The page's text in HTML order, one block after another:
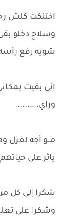
اختنكت كلش
وسلاح دخلو
شويه رفع
اني بقيت
وراي. ........
منو أجه لغزل
ياثر على حياتهم
شكرا إلى كل
وشكرا على